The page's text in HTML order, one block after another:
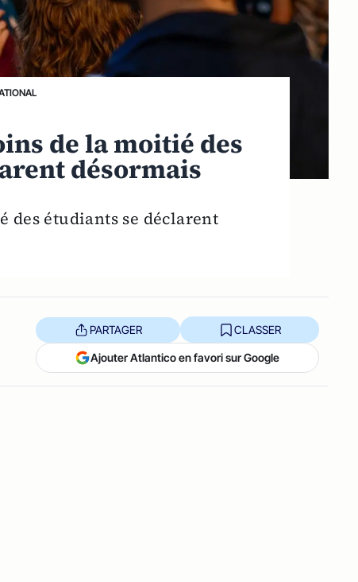
de la moitié des
désormais
des étudiants se déclarent
PARTAGER CLASSER
Ajouter Atlantico en favori sur Google